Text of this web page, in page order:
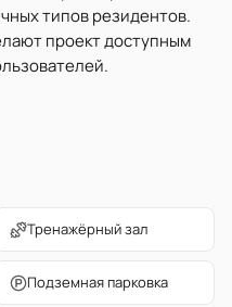
типов резидентов.
проект доступным
Тренажёрный зал
Подземная парковка